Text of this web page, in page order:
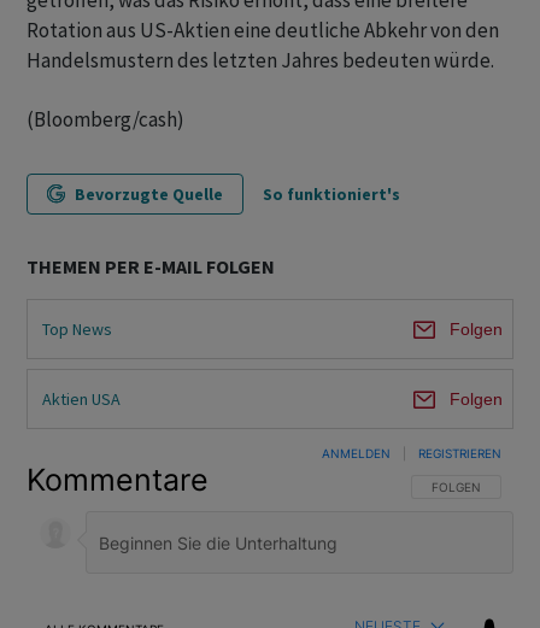
Rotation aus US-Aktien eine deutliche Abkehr von den
Handelsmustern des letzten Jahres bedeuten würde.
(Bloomberg/cash)
Bevorzugte Quelle So funktioniert's
THEMEN PER E-MAIL FOLGEN
Top News Folgen
Aktien USA Folgen
Kommentare FOLGE DIESER
FOLGEN
ANMELDEN REGISTRIEREN